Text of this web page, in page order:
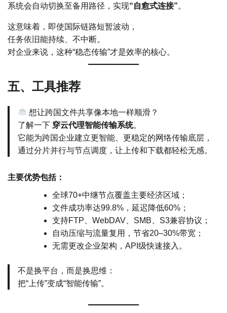
系统会自动切换至备用路径，实现“自愈式连接”。
这意味着，即使国际链路短暂波动，
任务依旧能持续、不中断。
对企业来说，这种“稳态传输”才是效率的核心。
五、工具推荐
想让跨国文件共享像本地一样顺滑？
了解一下 穿云代理智能传输系统。
它能为跨国企业建立更智能、更稳定的网络传输底层，
通过分片并行与节点调度，让上传和下载都轻松无感。
主要优势包括：
全球70+中继节点覆盖主要经济区域；
文件成功率达99.8%，延迟降低60%；
支持FTP、WebDAV、SMB、S3兼容协议；
自动压缩与流量复用，节省20–30%带宽；
无需更改企业架构，API级快速接入。
不是换平台，而是换思维：
把“上传”变成“智能传输”。